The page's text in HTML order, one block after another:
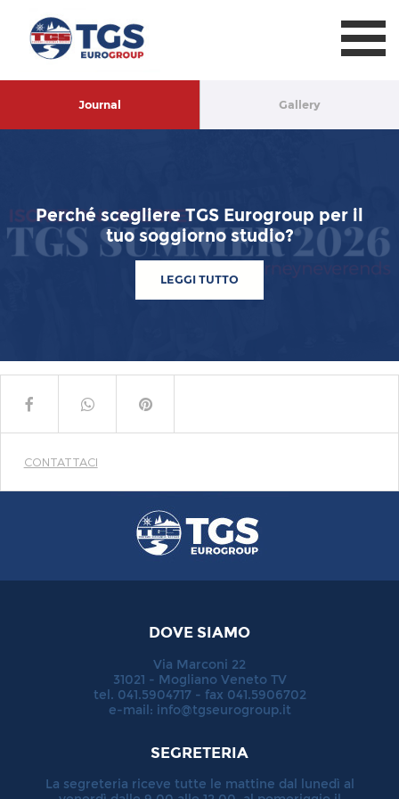
Journal Gallery
Perché scegliere TGS Eurogroup per il
tuo soggiorno studio?
LEGGI TUTTO
CONTATTACI
DOVE SIAMO
Via Marconi 22
31021 - Mogliano Veneto TV
tel. 041.5904717 - fax 041.5906702
e-mail: info@tgseurogroup.it
SEGRETERIA
La segreteria riceve tutte le mattine dal lunedì al